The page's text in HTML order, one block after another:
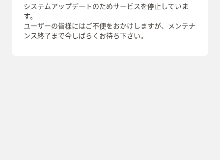
システムアップデートのためサービスを停止していま
す。
ユーザーの皆様にはご不便をおかけしますが、メンテナ
ンス終了まで今しばらくお待ち下さい。